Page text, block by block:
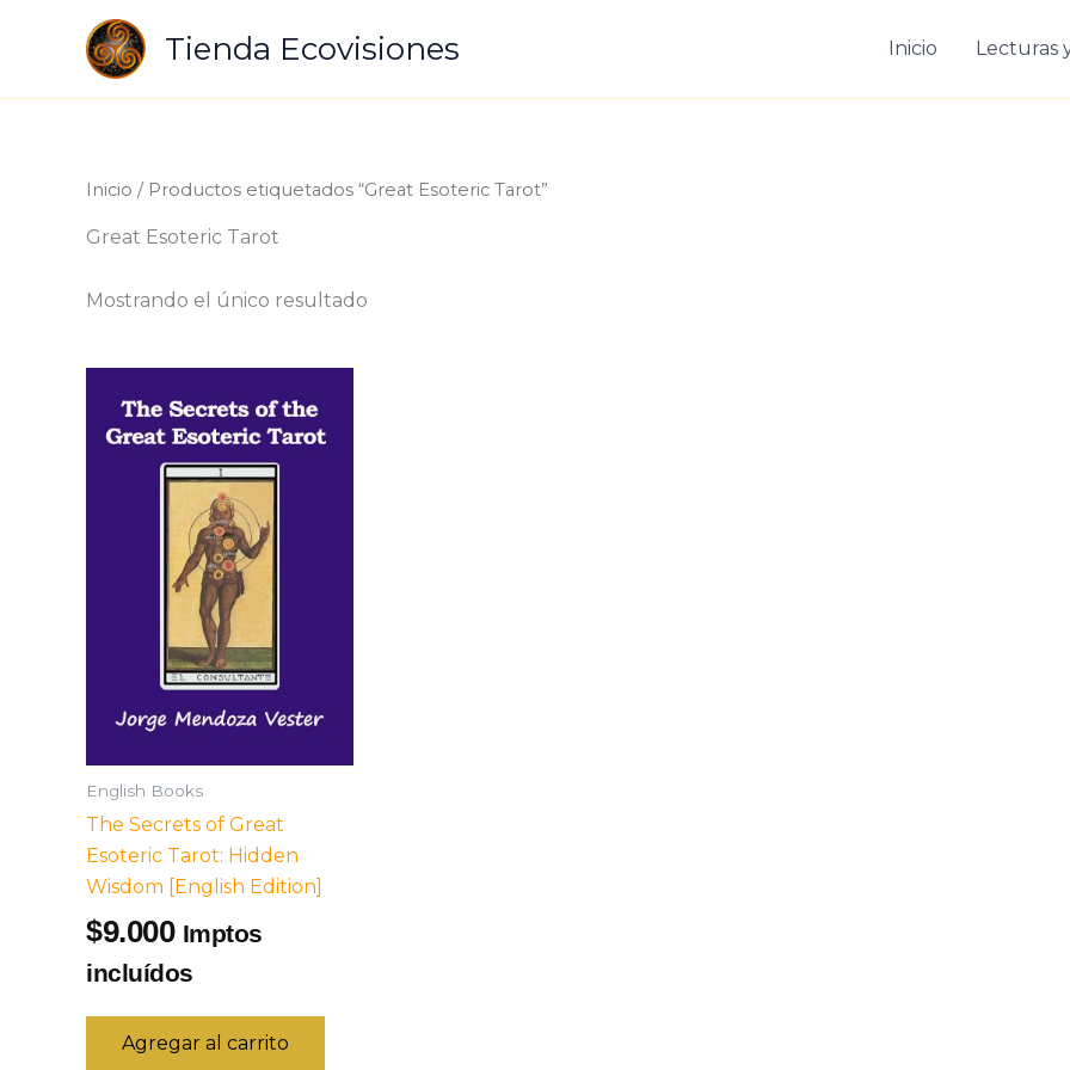
contenido
Tienda Ecovisiones Inicio Lecturas
Inicio / Productos etiquetados “Great Esoteric Tarot”
Great Esoteric Tarot
Mostrando el único resultado
English Books
The Secrets of Great
Esoteric Tarot: Hidden
Wisdom [English Edition]
$9.000 Imptos
incluídos
Agregar al carrito